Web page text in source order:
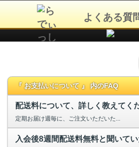
よくある質
『 お支払いについて 』 内のFAQ
配送料について、詳しく教えてく
定期お届け週毎に、ご注文いただいた...
入会後8週間配送料無料と聞いて